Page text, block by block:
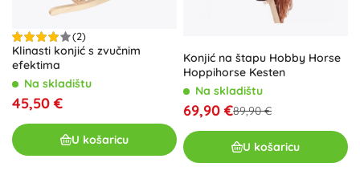
(2)
Klinasti konjić s zvučnim
efektima
Na skladištu
45,50 €
U košaricu
Konjić na štapu Hobby Horse
Hoppihorse Kesten
Na skladištu
69,90 €89,90 €
U košaricu